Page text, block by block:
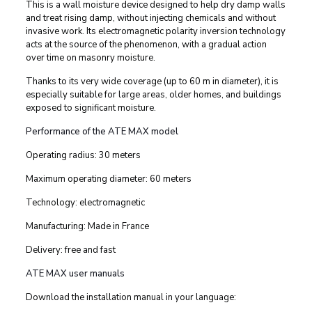
This is a wall moisture device designed to help dry damp walls
and treat rising damp, without injecting chemicals and without
invasive work. Its electromagnetic polarity inversion technology
acts at the source of the phenomenon, with a gradual action
over time on masonry moisture.
Thanks to its very wide coverage (up to 60 m in diameter), it is
especially suitable for large areas, older homes, and buildings
exposed to significant moisture.
Performance of the ATE MAX model
Operating radius: 30 meters
Maximum operating diameter: 60 meters
Technology: electromagnetic
Manufacturing: Made in France
Delivery: free and fast
ATE MAX user manuals
Download the installation manual in your language: